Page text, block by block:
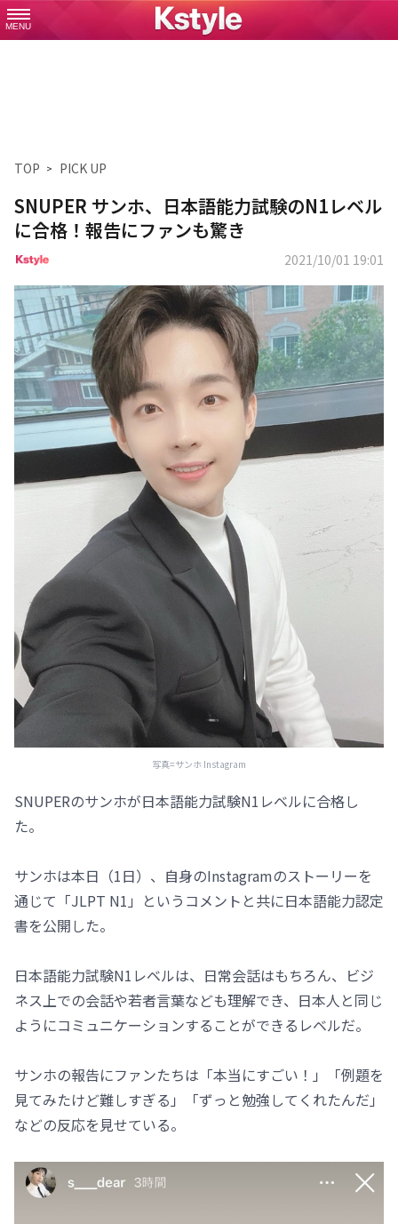
MENU
TOP PICK UP
SNUPER サンホ、日本語能力試験のN1レベル
に合格！報告にファンも驚き
2021/10/01 19:01
写真=サンホ Instagram
SNUPERのサンホが日本語能力試験N1レベルに合格し
た。
サンホは本日（1日）、自身のInstagramのストーリーを
通じて「JLPT N1」というコメントと共に日本語能力認定
書を公開した。
日本語能力試験N1レベルは、日常会話はもちろん、ビジ
ネス上での会話や若者言葉なども理解でき、日本人と同じ
ようにコミュニケーションすることができるレベルだ。
サンホの報告にファンたちは「本当にすごい！」「例題を
見てみたけど難しすぎる」「ずっと勉強してくれたんだ」
などの反応を見せている。